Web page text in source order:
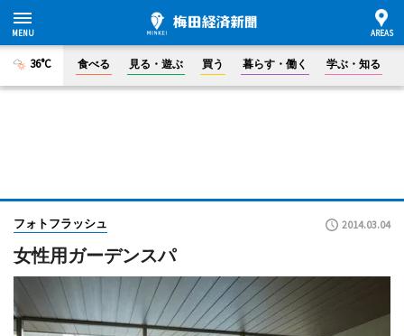
36°C 食べる 見る・遊ぶ 買う 暮らす・働く 学ぶ・知る
フォトフラッシュ 2014.03.04
女性用ガーデンスパ